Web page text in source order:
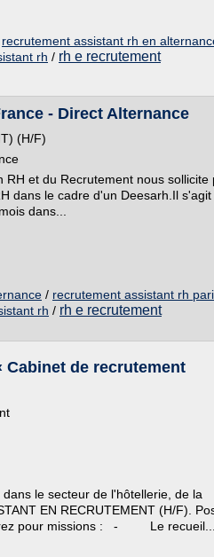
recrutement assistant rh en
rh / rh e recrutement
- Direct Alternance
(H/F)
et du Recrutement nous sollicite
dans le cadre d'un Deesarh.Il
dans...
/ recrutement assistant rh
rh / rh e recrutement
Cabinet de recrutement
le secteur de l'hôtellerie, de la
EN RECRUTEMENT (H/F).
pour missions : - Le recueil...